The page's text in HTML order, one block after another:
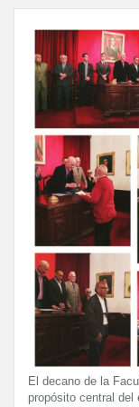
El decano de la
propósito central del